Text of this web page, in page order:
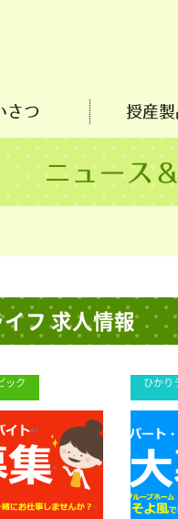
さつ 授産製
ニュース
フ 求人情報
ック ひかり